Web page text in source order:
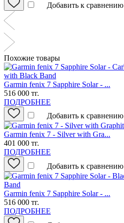
Добавить к сравнению
Похожие товары
Garmin fenix 7 Sapphire Solar - ...
516 000 тг.
ПОДРОБНЕЕ
Добавить к сравнению
Garmin fenix 7 - Silver with Gra...
401 000 тг.
ПОДРОБНЕЕ
Добавить к сравнению
Garmin fenix 7 Sapphire Solar - ...
516 000 тг.
ПОДРОБНЕЕ